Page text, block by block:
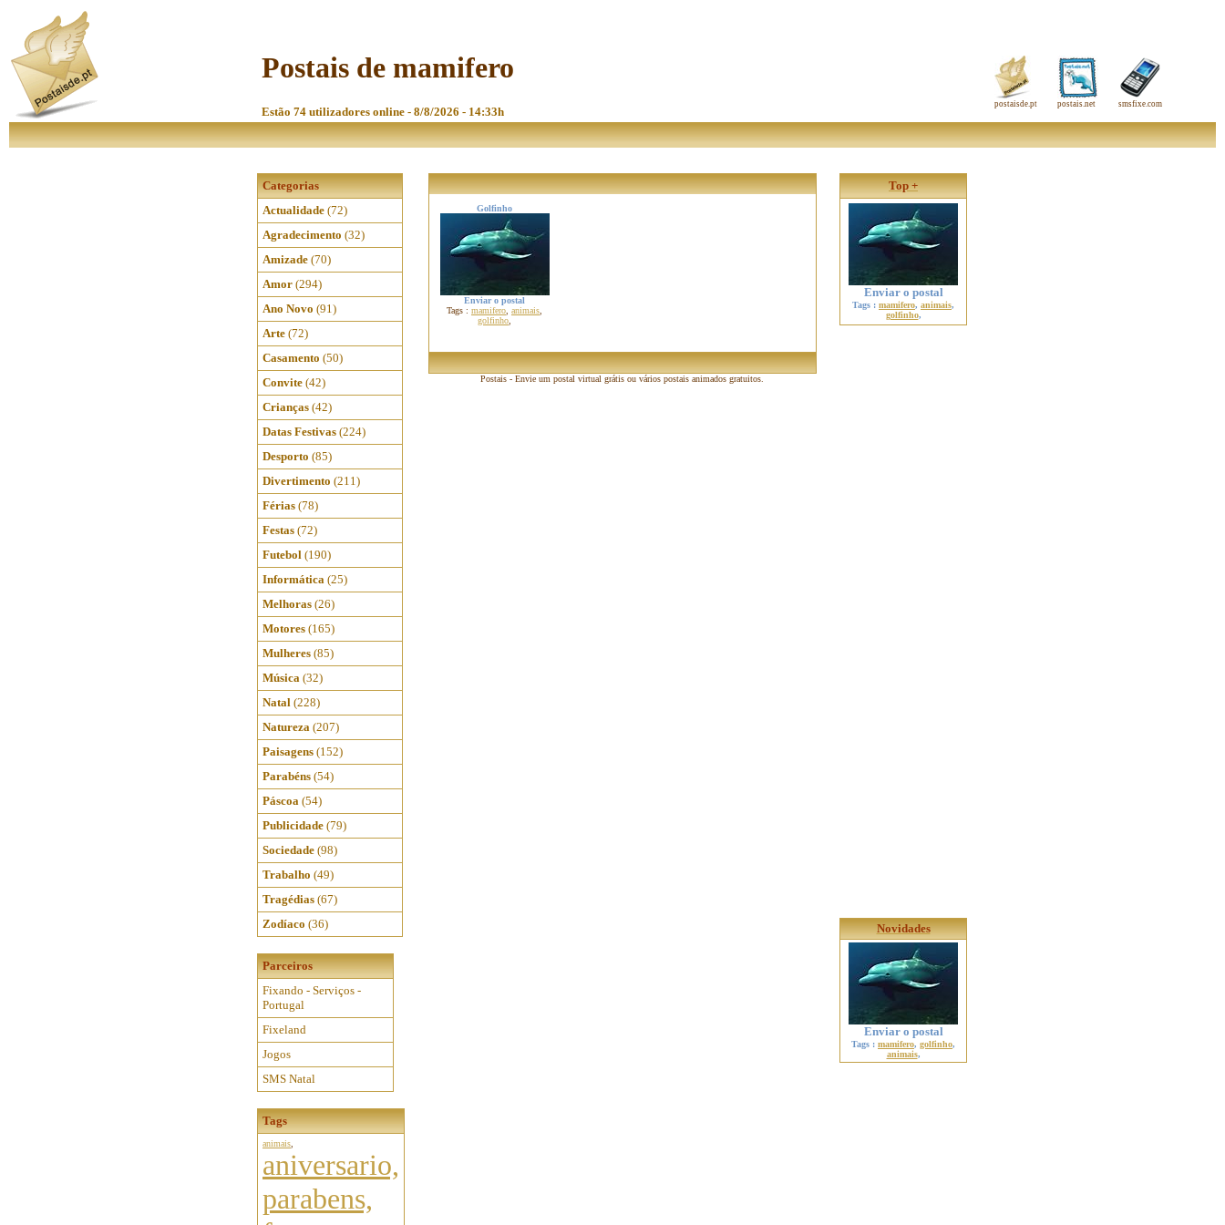
Postais de mamifero
Estão 74 utilizadores online - 8/8/2026 - 14:33h
postaisde.pt postais.net smsfixe.com
Categorias
Actualidade (72)
Agradecimento (32)
Amizade (70)
Amor (294)
Ano Novo (91)
Arte (72)
Casamento (50)
Convite (42)
Crianças (42)
Datas Festivas (224)
Desporto (85)
Divertimento (211)
Férias (78)
Festas (72)
Futebol (190)
Informática (25)
Melhoras (26)
Motores (165)
Mulheres (85)
Música (32)
Natal (228)
Natureza (207)
Paisagens (152)
Parabéns (54)
Páscoa (54)
Publicidade (79)
Sociedade (98)
Trabalho (49)
Tragédias (67)
Zodíaco (36)
Parceiros
Fixando - Serviços -
Portugal
Fixeland
Jogos
SMS Natal
Tags
animais
aniversario,
parabens,
Golfinho
Enviar o postal
Tags : mamifero animais
golfinho
Postais - Envie um postal virtual grátis ou vários postais animados gratuitos.
Top +
Enviar o postal
Tags : mamifero, animais,
golfinho,
Novidades
Enviar o postal
Tags : mamifero, golfinho,
animais,